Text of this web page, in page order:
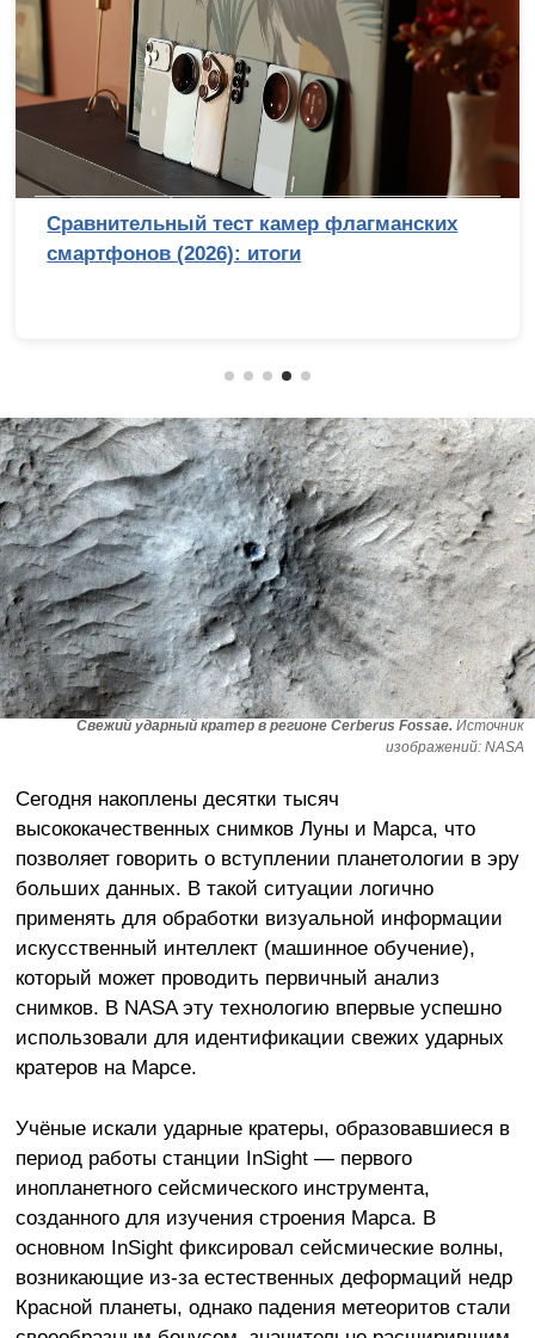
камер флагманских
Снято в
Свежий ударный кратер в регионе Cerberus Fossae. Источник
изображений: NASA
Сегодня накоплены десятки тысяч
высококачественных снимков Луны и Марса, что
позволяет говорить о вступлении планетологии в эру
больших данных. В такой ситуации логично
применять для обработки визуальной информации
искусственный интеллект (машинное обучение),
который может проводить первичный анализ
снимков. В NASA эту технологию впервые успешно
использовали для идентификации свежих ударных
кратеров на Марсе.
Учёные искали ударные кратеры, образовавшиеся в
период работы станции InSight — первого
инопланетного сейсмического инструмента,
созданного для изучения строения Марса. В
основном InSight фиксировал сейсмические волны,
возникающие из-за естественных деформаций недр
Красной планеты, однако падения метеоритов стали